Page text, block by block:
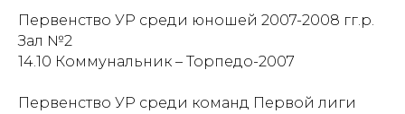
Первенство УР среди юношей 2007-2008 гг.р.
Зал №2
14.10 Коммунальник – Торпедо-2007
Первенство УР среди команд Первой лиги